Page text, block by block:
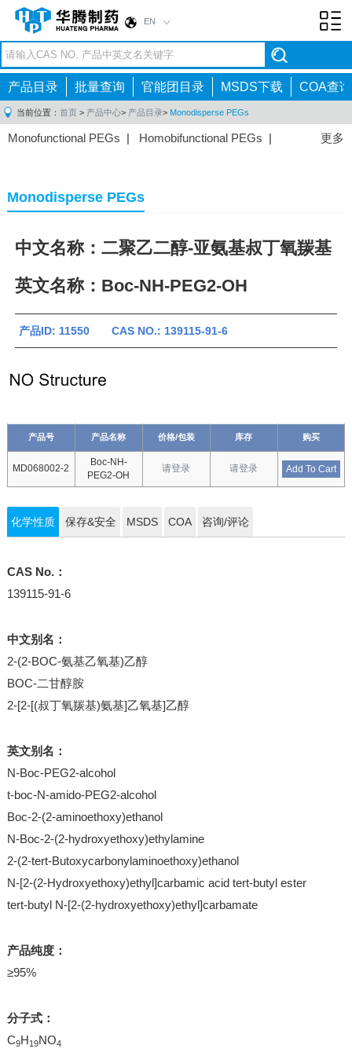
EN
产品目录 批量查询 官能团目录 MSDS下载 COA查询
当前位置： 首页 > 产品中心> 产品目录> Monodisperse PEGs
更多
Monofunctional PEGs | Homobifunctional PEGs |
Monodisperse PEGs
中文名称：二聚乙二醇-亚氨基叔丁氧羰基
英文名称：Boc-NH-PEG2-OH
产品ID: 11550 CAS NO.: 139115-91-6
产品号 产品名称 价格/包装 库存 购买
MD068002-2
Boc-NH-
PEG2-OH
请登录 请登录 Add To Cart
化学性质 保存&安全 MSDS COA 咨询/评论
CAS No.：
139115-91-6
中文别名：
2-(2-BOC-氨基乙氧基)乙醇
BOC-二甘醇胺
2-[2-[(叔丁氧羰基)氨基]乙氧基]乙醇
英文别名：
N-Boc-PEG2-alcohol
t-boc-N-amido-PEG2-alcohol
Boc-2-(2-aminoethoxy)ethanol
N-Boc-2-(2-hydroxyethoxy)ethylamine
2-(2-tert-Butoxycarbonylaminoethoxy)ethanol
N-[2-(2-Hydroxyethoxy)ethyl]carbamic acid tert-butyl ester
tert-butyl N-[2-(2-hydroxyethoxy)ethyl]carbamate
产品纯度：
≥95%
分子式：
C9H19NO4